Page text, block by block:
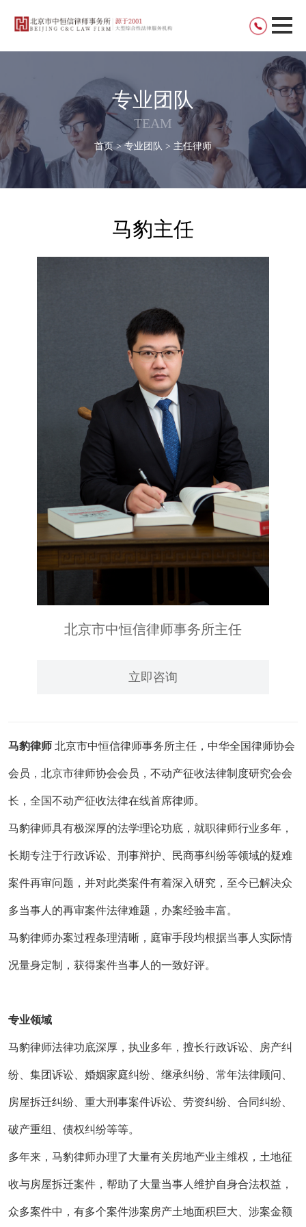
专业团队
TEAM
首页 > 专业团队 > 主任律师
马豹主任
北京市中恒信律师事务所主任
立即咨询
马豹律师 北京市中恒信律师事务所主任，中华全国律师协会
会员，北京市律师协会会员，不动产征收法律制度研究会会
长，全国不动产征收法律在线首席律师。
马豹律师具有极深厚的法学理论功底，就职律师行业多年，
长期专注于行政诉讼、刑事辩护、民商事纠纷等领域的疑难
案件再审问题，并对此类案件有着深入研究，至今已解决众
多当事人的再审案件法律难题，办案经验丰富。
马豹律师办案过程条理清晰，庭审手段均根据当事人实际情
况量身定制，获得案件当事人的一致好评。
专业领域
马豹律师法律功底深厚，执业多年，擅长行政诉讼、房产纠
纷、集团诉讼、婚姻家庭纠纷、继承纠纷、常年法律顾问、
房屋拆迁纠纷、重大刑事案件诉讼、劳资纠纷、合同纠纷、
破产重组、债权纠纷等等。
多年来，马豹律师办理了大量有关房地产业主维权，土地征
收与房屋拆迁案件，帮助了大量当事人维护自身合法权益，
众多案件中，有多个案件涉案房产土地面积巨大、涉案金额